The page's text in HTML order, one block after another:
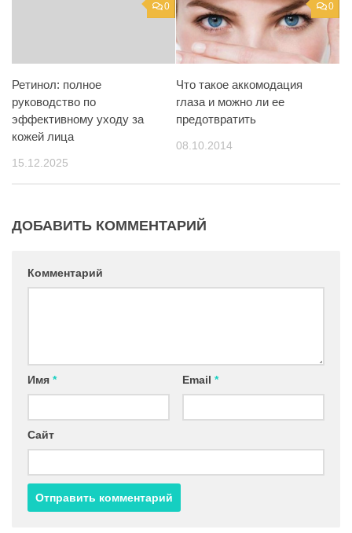
0
Ретинол: полное
руководство по
эффективному уходу за
кожей лица
15.12.2025
0
Что такое аккомодация
глаза и можно ли ее
предотвратить
08.10.2014
ДОБАВИТЬ КОММЕНТАРИЙ
Комментарий
Имя * Email *
Сайт